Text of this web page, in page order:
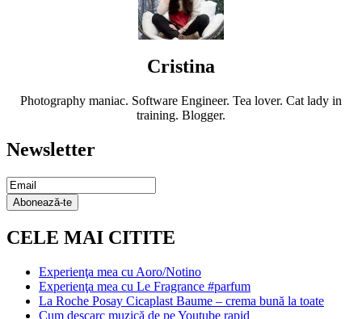
Cristina
Photography maniac. Software Engineer. Tea lover. Cat lady in
training. Blogger.
Newsletter
Email
Subscription
Abonează-te
CELE MAI CITITE
Experienţa mea cu Aoro/Notino
Experienţa mea cu Le Fragrance #parfum
La Roche Posay Cicaplast Baume – crema bună la toate
Cum descarc muzică de pe Youtube rapid